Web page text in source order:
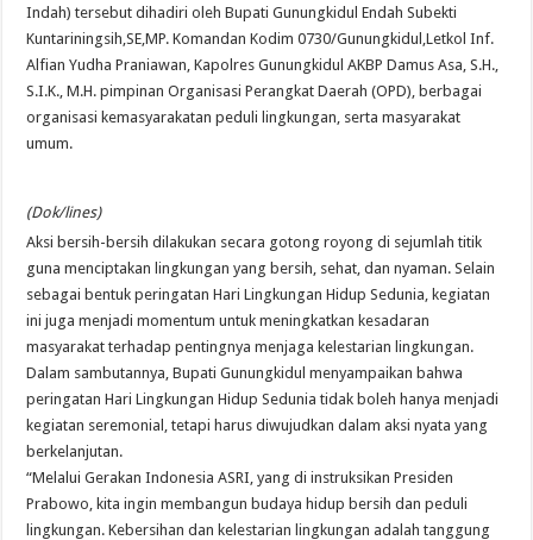
Indah) tersebut dihadiri oleh Bupati Gunungkidul Endah Subekti
Kuntariningsih,SE,MP. Komandan Kodim 0730/Gunungkidul,Letkol Inf.
Alfian Yudha Praniawan, Kapolres Gunungkidul AKBP Damus Asa, S.H.,
S.I.K., M.H. pimpinan Organisasi Perangkat Daerah (OPD), berbagai
organisasi kemasyarakatan peduli lingkungan, serta masyarakat
umum.
(Dok/lines)
Aksi bersih-bersih dilakukan secara gotong royong di sejumlah titik
guna menciptakan lingkungan yang bersih, sehat, dan nyaman. Selain
sebagai bentuk peringatan Hari Lingkungan Hidup Sedunia, kegiatan
ini juga menjadi momentum untuk meningkatkan kesadaran
masyarakat terhadap pentingnya menjaga kelestarian lingkungan.
Dalam sambutannya, Bupati Gunungkidul menyampaikan bahwa
peringatan Hari Lingkungan Hidup Sedunia tidak boleh hanya menjadi
kegiatan seremonial, tetapi harus diwujudkan dalam aksi nyata yang
berkelanjutan.
“Melalui Gerakan Indonesia ASRI, yang di instruksikan Presiden
Prabowo, kita ingin membangun budaya hidup bersih dan peduli
lingkungan. Kebersihan dan kelestarian lingkungan adalah tanggung